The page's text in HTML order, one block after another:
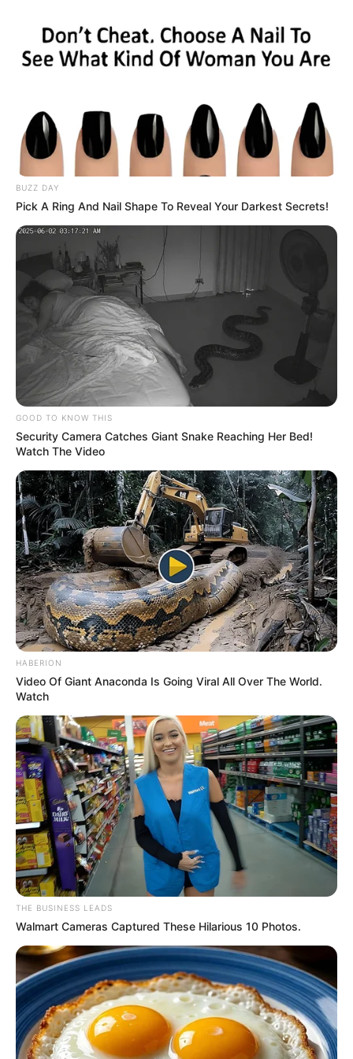
φεγγάρι.
Πότε πέφτει η πανσέληνοςτου λύκου;
Στις 18 Ιανουαρίου 2022, σημειώνεται η
πρώτη πανσέληνος του έτους και ονομάζεται
“το φεγγάρι του λύκου”, από τους λύκους που
αλυχτούν. Κάποιοι θεωρούν ότι αυτήν η
ονομασία έχει αγγλοσαξονική προέλευση.
Περισσότερα νέα από την Εύβοια
Σοβαρό τροχαίο στην Εύβοια: Ώρες αγωνίας
για γυναίκα
Η δίδυμη παραλία-έκπληξη της Εύβοιας: Μια
λωρίδα άμμου με θάλασσα και στις δύο
πλευρές, 90 λεπτά από Χαλκίδα
Ώρες αγωνίας για άντρα από την Εύβοια
ύστερα από τροχαίο
Ακολουθήστε το evianews.com στοGoogle
News
ΤΑ ΠΙΟ ΔΗΜΟΦΙΛΗ
BUZZ DAY
Pick A Ring And Nail Shape To Reveal Your Darkest Secrets!
GOOD TO KNOW THIS
Security Camera Catches Giant Snake Reaching Her Bed!
Watch The Video
HABERION
Video Of Giant Anaconda Is Going Viral All Over The World.
Watch
THE BUSINESS LEADS
Walmart Cameras Captured These Hilarious 10 Photos.